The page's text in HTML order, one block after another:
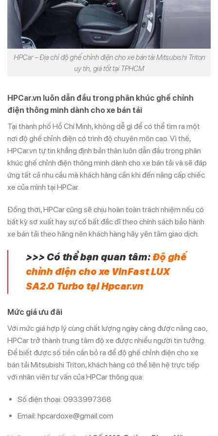
HPCar – Địa chỉ độ ghế chỉnh điện cho xe bán tải Mitsubishi Triton
uy tín, giá tốt tại TPHCM
HPCar.vn luôn dẫn đầu trong phân khúc ghế chỉnh
điện thông minh dành cho xe bán tải
Tại thành phố Hồ Chí Minh, không dễ gì để có thể tìm ra một
nơi độ ghế chỉnh điện có trình độ chuyên môn cao. Vì thế,
HPCar.vn tự tin khẳng định bản thân luôn dẫn đầu trong phân
khúc ghế chỉnh điện thông minh dành cho xe bán tải và sẽ đáp
ứng tất cả nhu cầu mà khách hàng cần khi đến nâng cấp chiếc
xe của mình tại HPCar.
Đồng thời, HPCar cũng sẽ chịu hoàn toàn trách nhiệm nếu có
bất kỳ sơ xuất hay sự cố bất đắc dĩ theo chính sách bảo hành
xe bán tải theo hãng nên khách hàng hãy yên tâm giao dịch.
>>> Có thể bạn quan tâm: Độ ghế
chỉnh điện cho xe VinFast LUX
SA2.0 Turbo tại Hpcar.vn
Mức giá ưu đãi
Với mức giá hợp lý cùng chất lượng ngày càng được nâng cao,
HPCar trở thành trung tâm độ xe được nhiều người tin tưởng.
Để biết được số tiền cần bỏ ra để độ ghế chỉnh điện cho xe
bán tải Mitsubishi Triton, khách hàng có thể liên hệ trực tiếp
với nhân viên tư vấn của HPCar thông qua:
Số điện thoại: 0933997368
Email: hpcardoxe@gmail.com